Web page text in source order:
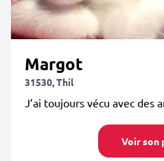
Margot
31530, Thil
J’ai toujours vécu avec des
Voir son